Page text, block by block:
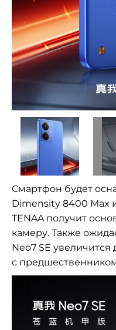
Смартфон будет
Dimensity 8400 Max
TENAA получит
камеру. Также
Neo7 SE
с